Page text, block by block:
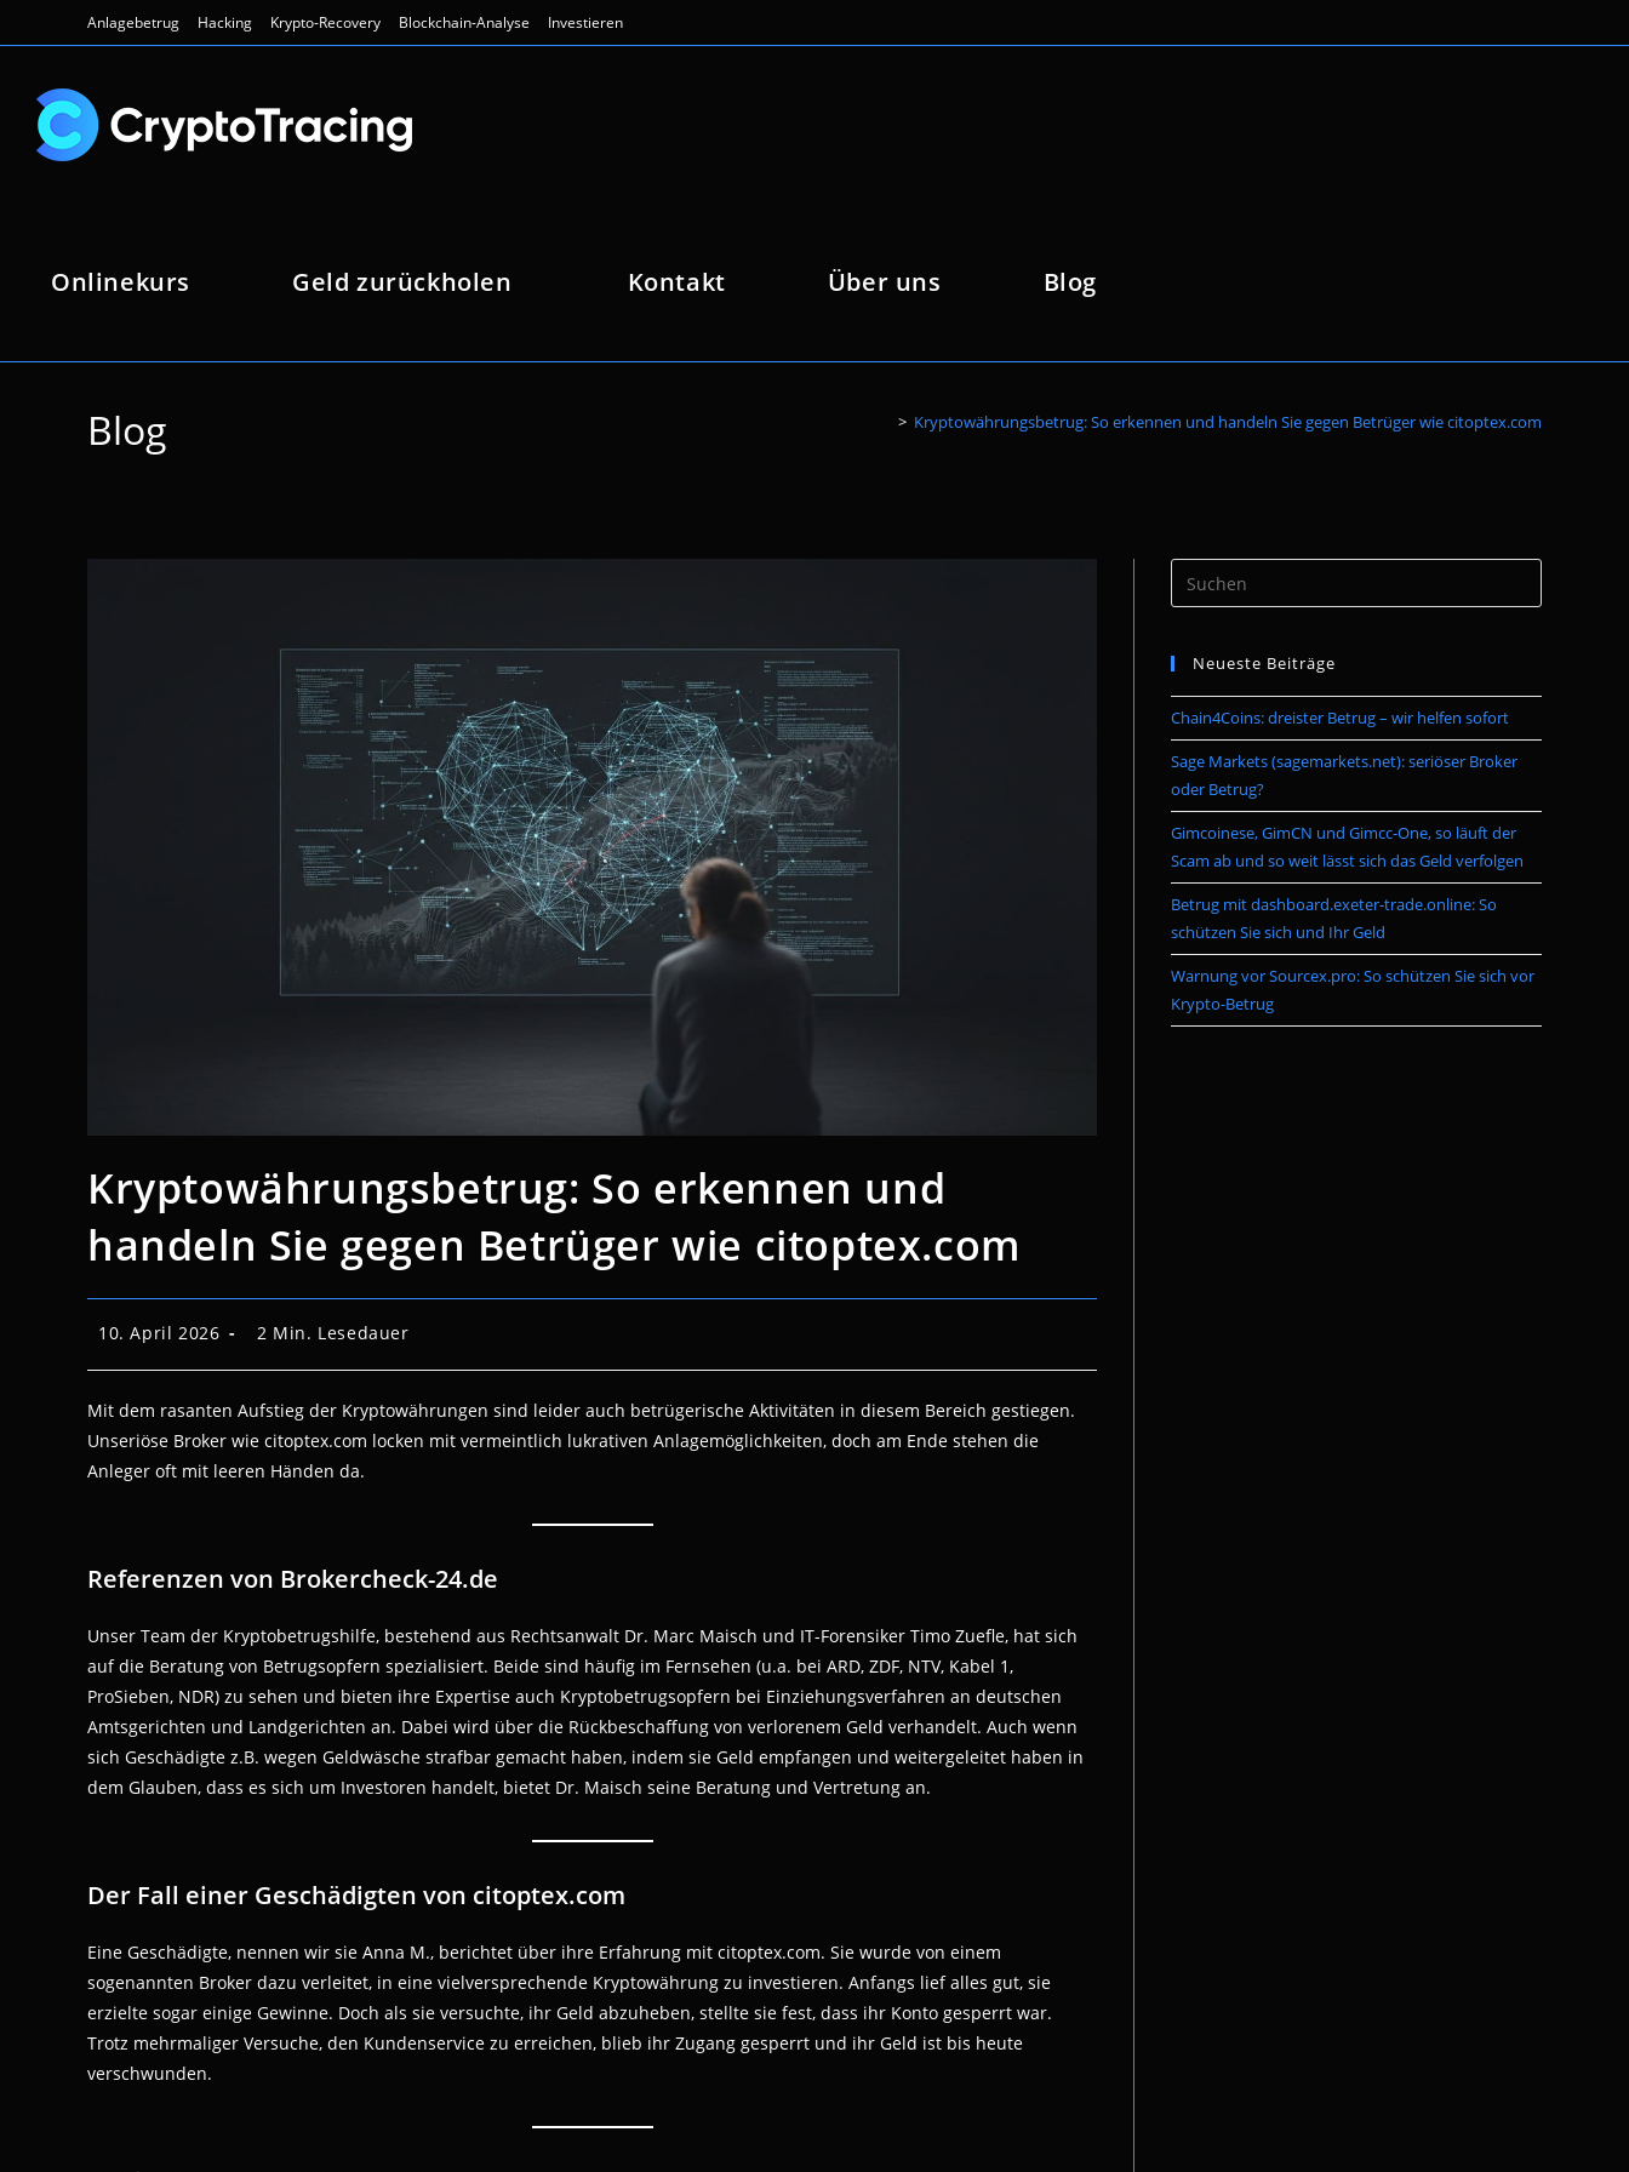
Inhalt
Anlagebetrug Hacking Krypto-Recovery Blockchain-Analyse Investieren
Onlinekurs Geld zurückholen Kontakt Über uns Blog
umschalten
Blog > Kryptowährungsbetrug: So erkennen und handeln Sie gegen Betrüger wie citoptex.com
Kryptowährungsbetrug: So erkennen und
handeln Sie gegen Betrüger wie citoptex.com
Beitrag
veröffentlicht:
10. April 2026 Lesedauer:
2 Min. Lesedauer
Mit dem rasanten Aufstieg der Kryptowährungen sind leider auch betrügerische Aktivitäten in diesem Bereich gestiegen.
Unseriöse Broker wie citoptex.com locken mit vermeintlich lukrativen Anlagemöglichkeiten, doch am Ende stehen die
Anleger oft mit leeren Händen da.
Referenzen von Brokercheck-24.de
Unser Team der Kryptobetrugshilfe, bestehend aus Rechtsanwalt Dr. Marc Maisch und IT-Forensiker Timo Zuefle, hat sich
auf die Beratung von Betrugsopfern spezialisiert. Beide sind häufig im Fernsehen (u.a. bei ARD, ZDF, NTV, Kabel 1,
ProSieben, NDR) zu sehen und bieten ihre Expertise auch Kryptobetrugsopfern bei Einziehungsverfahren an deutschen
Amtsgerichten und Landgerichten an. Dabei wird über die Rückbeschaffung von verlorenem Geld verhandelt. Auch wenn
sich Geschädigte z.B. wegen Geldwäsche strafbar gemacht haben, indem sie Geld empfangen und weitergeleitet haben in
dem Glauben, dass es sich um Investoren handelt, bietet Dr. Maisch seine Beratung und Vertretung an.
Der Fall einer Geschädigten von citoptex.com
Eine Geschädigte, nennen wir sie Anna M., berichtet über ihre Erfahrung mit citoptex.com. Sie wurde von einem
sogenannten Broker dazu verleitet, in eine vielversprechende Kryptowährung zu investieren. Anfangs lief alles gut, sie
erzielte sogar einige Gewinne. Doch als sie versuchte, ihr Geld abzuheben, stellte sie fest, dass ihr Konto gesperrt war.
Trotz mehrmaliger Versuche, den Kundenservice zu erreichen, blieb ihr Zugang gesperrt und ihr Geld ist bis heute
verschwunden.
Escape
the
Neueste Beiträge
Chain4Coins: dreister Betrug – wir helfen sofort
Sage Markets (sagemarkets.net): seriöser Broker
oder Betrug?
Gimcoinese, GimCN und Gimcc-One, so läuft der
Scam ab und so weit lässt sich das Geld verfolgen
Betrug mit dashboard.exeter-trade.online: So
schützen Sie sich und Ihr Geld
Warnung vor Sourcex.pro: So schützen Sie sich vor
Krypto-Betrug